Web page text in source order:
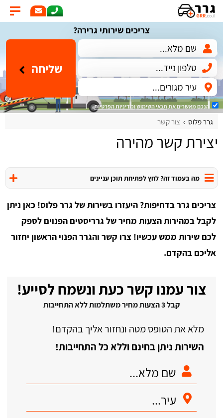
צריכים שירותי גרירה?
שליחה
הנכם מאשרים את תנאי השימושומדיניות הפרטיות.
גרר פלוס צור קשר
יצירת קשר מהירה
מה בעמוד זה? לחץ לפתיחת תוכן עניינים
צריכים גרר בדחיפות? היעזרו בשירות של גרר פלוס! כאן ניתן
לקבל במהירות הצעות מחיר של גרריסטים הפנוים לספק
לכם שירות ממש עכשיו! צרו קשר והגרר הפנוי הראשון יחזור
אליכם בהקדם.
צור עמנו קשר כעת ונשמח לסייע!
קבל 3 הצעות מחיר משתלמות ללא התחייבות
מלא את הטופס מטה ונחזור אליך בהקדם!
השירות ניתן בחינם וללא כל התחייבות!